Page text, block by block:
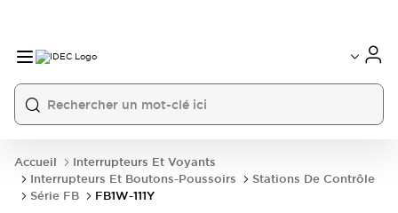
Accueil
Interrupteurs Et Voyants
Interrupteurs Et Boutons-Poussoirs
Stations De Contrôle
Série FB
FB1W-111Y